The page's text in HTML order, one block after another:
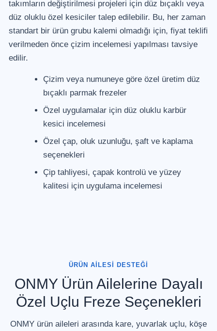
takımların değiştirilmesi projeleri için düz bıçaklı veya
düz oluklu özel kesiciler talep edilebilir. Bu, her zaman
standart bir ürün grubu kalemi olmadığı için, fiyat teklifi
verilmeden önce çizim incelemesi yapılması tavsiye
edilir.
Çizim veya numuneye göre özel üretim düz
bıçaklı parmak frezeler
Özel uygulamalar için düz oluklu karbür
kesici incelemesi
Özel çap, oluk uzunluğu, şaft ve kaplama
seçenekleri
Çip tahliyesi, çapak kontrolü ve yüzey
kalitesi için uygulama incelemesi
ÜRÜN AILESI DESTEĞI
ONMY Ürün Ailelerine Dayalı
Özel Uçlu Freze Seçenekleri
ONMY ürün aileleri arasında kare, yuvarlak uçlu, köşe